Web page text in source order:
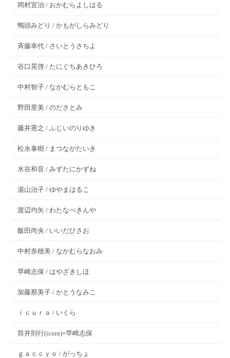
岡村宜治 / おかむらよしはる
鴨頭みどり / かもがしらみどり
斉藤幸代 / さいとうさちよ
谷口晃啓 / たにぐちあきひろ
中村智子 / なかむらともこ
野田里美 / のださとみ
藤井憲之 / ふじいのりゆき
松永泰樹 / まつながたいき
水谷和音 / みずたにかずね
湯山治子 / ゆやまはるこ
渡辺均矢 / わたなべきんや
飯田尚央 / いいだひさお
中村奈穂美 / なかむらなおみ
早崎志保 / はやざきしほ
加藤那美子 / かとうなみこ
ｉｃｕｒａ / いくら
筒井則行(icura)×早崎志保
ｇａｃｃｙｏ / がっちょ